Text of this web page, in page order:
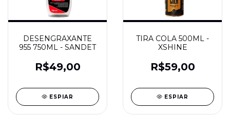
DESENGRAXANTE
955 750ML - SANDET
R$49,00
ESPIAR
TIRA COLA 500ML -
XSHINE
R$59,00
ESPIAR